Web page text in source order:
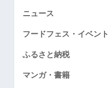
ニュース
フードフェス・イベント
ふるさと納税
マンガ・書籍